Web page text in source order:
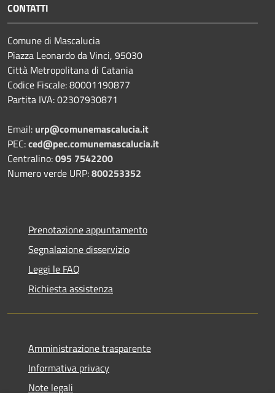
CONTATTI
Comune di Mascalucia
Piazza Leonardo da Vinci, 95030
Città Metropolitana di Catania
Codice Fiscale: 80001190877
Partita IVA: 02307930871
Email: urp@comunemascalucia.it
PEC:ced@pec.comunemascalucia.it
Centralino:095 7542200
Numero verde URP:800253352
Prenotazione appuntamento
Segnalazione disservizio
Leggi le FAQ
Richiesta assistenza
Amministrazione trasparente
Informativa privacy
Note legali